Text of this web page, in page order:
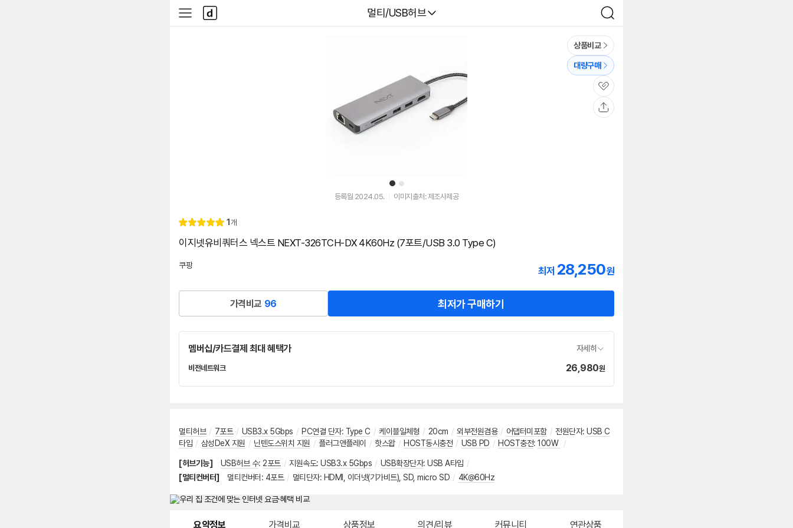
다나와
멀티/USB허브
검
색
사
이
다
나
와
1 2
상품비교
대량구매
관
심
등록월 2024.05. 이미지출처: 제조사제공
별
5.
리
1 개
이지넷유비쿼터스 넥스트 NEXT-326TCH-DX 4K60Hz (7포트/USB 3.0 Type C)
쿠팡
최저 28,250원
가격비교 96 최저가 구매하기
멤버십/카드결제 최대 혜택가 자세히
비전네트워크네
가
26,980원
멀티허브 / 7포트 / USB3.x 5Gbps / PC연결 단자: Type C / 케이블일체형 / 20cm / 외부전원겸용 / 어댑터미포함 / 전원단자: USB C
타입 / 삼성DeX 지원 / 닌텐도스위치 지원 / 플러그앤플레이 / 핫스왑 / HOST동시충전 / USB PD / HOST충전: 100W /
[허브기능] USB허브 수: 2포트 / 지원속도: USB3.x 5Gbps / USB확장단자: USB A타입 /
[멀티컨버터]
멀티컨버터 : 4포트 / 멀티단자: HDMI 이더넷(기가비트) SD, micro SD / 4K@60Hz
요약정보 가격비교 상품정보 의견/리뷰 커뮤니티 연관상품